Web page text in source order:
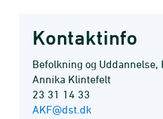
Kontaktinfo
Befolkning og
Annika Klintefelt
23 31 14 33
AKF@dst.dk